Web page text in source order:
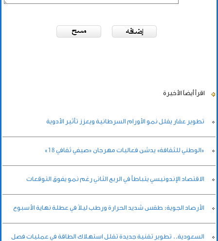
اقرأ أيضاً الأخيرة
تطوير عقار يقلل نمو الأورام السرطانية ويعزز تأثير الأدوية
«الوطني للثقافة» يدشن فعاليات مهرجان «صيفي ثقافي 18»
الاقتصاد الإندونيسي يتباطأ في الربع الثاني رغم نمو يفوق التوقعات
الأرصاد الجوية: طقس شديد الحرارة ورطب ليلاً في عطلة نهاية الأسبوع
السعودية.. تطوير تقنية جديدة تقلل استهلاك الطاقة في عمليات فصل